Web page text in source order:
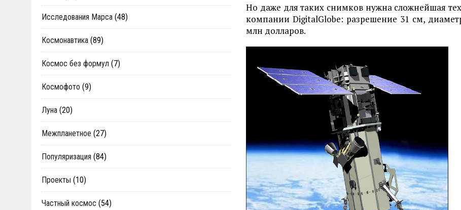
Но даже для таких снимков нужна сложнейшая
компании DigitalGlobe: разрешение 31 см,
млн долларов.
Исследования Марса (48)
Космонавтика (89)
Космос без формул (7)
Космофото (9)
Луна (20)
Межпланетное (27)
Популяризация (84)
Проекты (10)
Частный космос (54)